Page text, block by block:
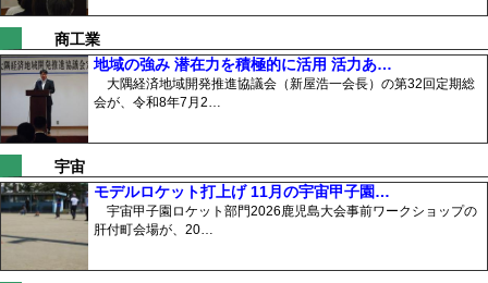
商工業
地域の強み 潜在力を積極的に活用 活力あ…
大隅経済地域開発推進協議会（新屋浩一会長）の第32回定期総
会が、令和8年7月2…
宇宙
モデルロケット打上げ 11月の宇宙甲子園…
宇宙甲子園ロケット部門2026鹿児島大会事前ワークショップの
肝付町会場が、20…